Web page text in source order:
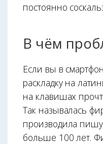
постоянно
В чём
Если вы в
раскладку на
на клавишах
Так называлась
производила
больше 100 лет.